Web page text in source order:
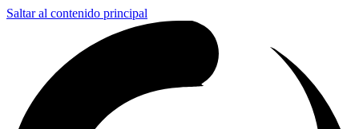
Saltar al contenido principal